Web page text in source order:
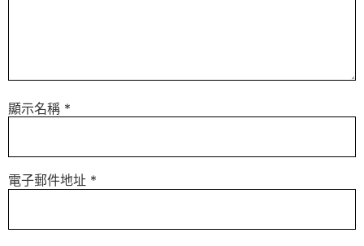
顯示名稱 *
電子郵件地址 *